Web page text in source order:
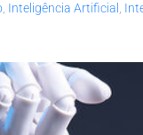
, Inteligência Artificial ,